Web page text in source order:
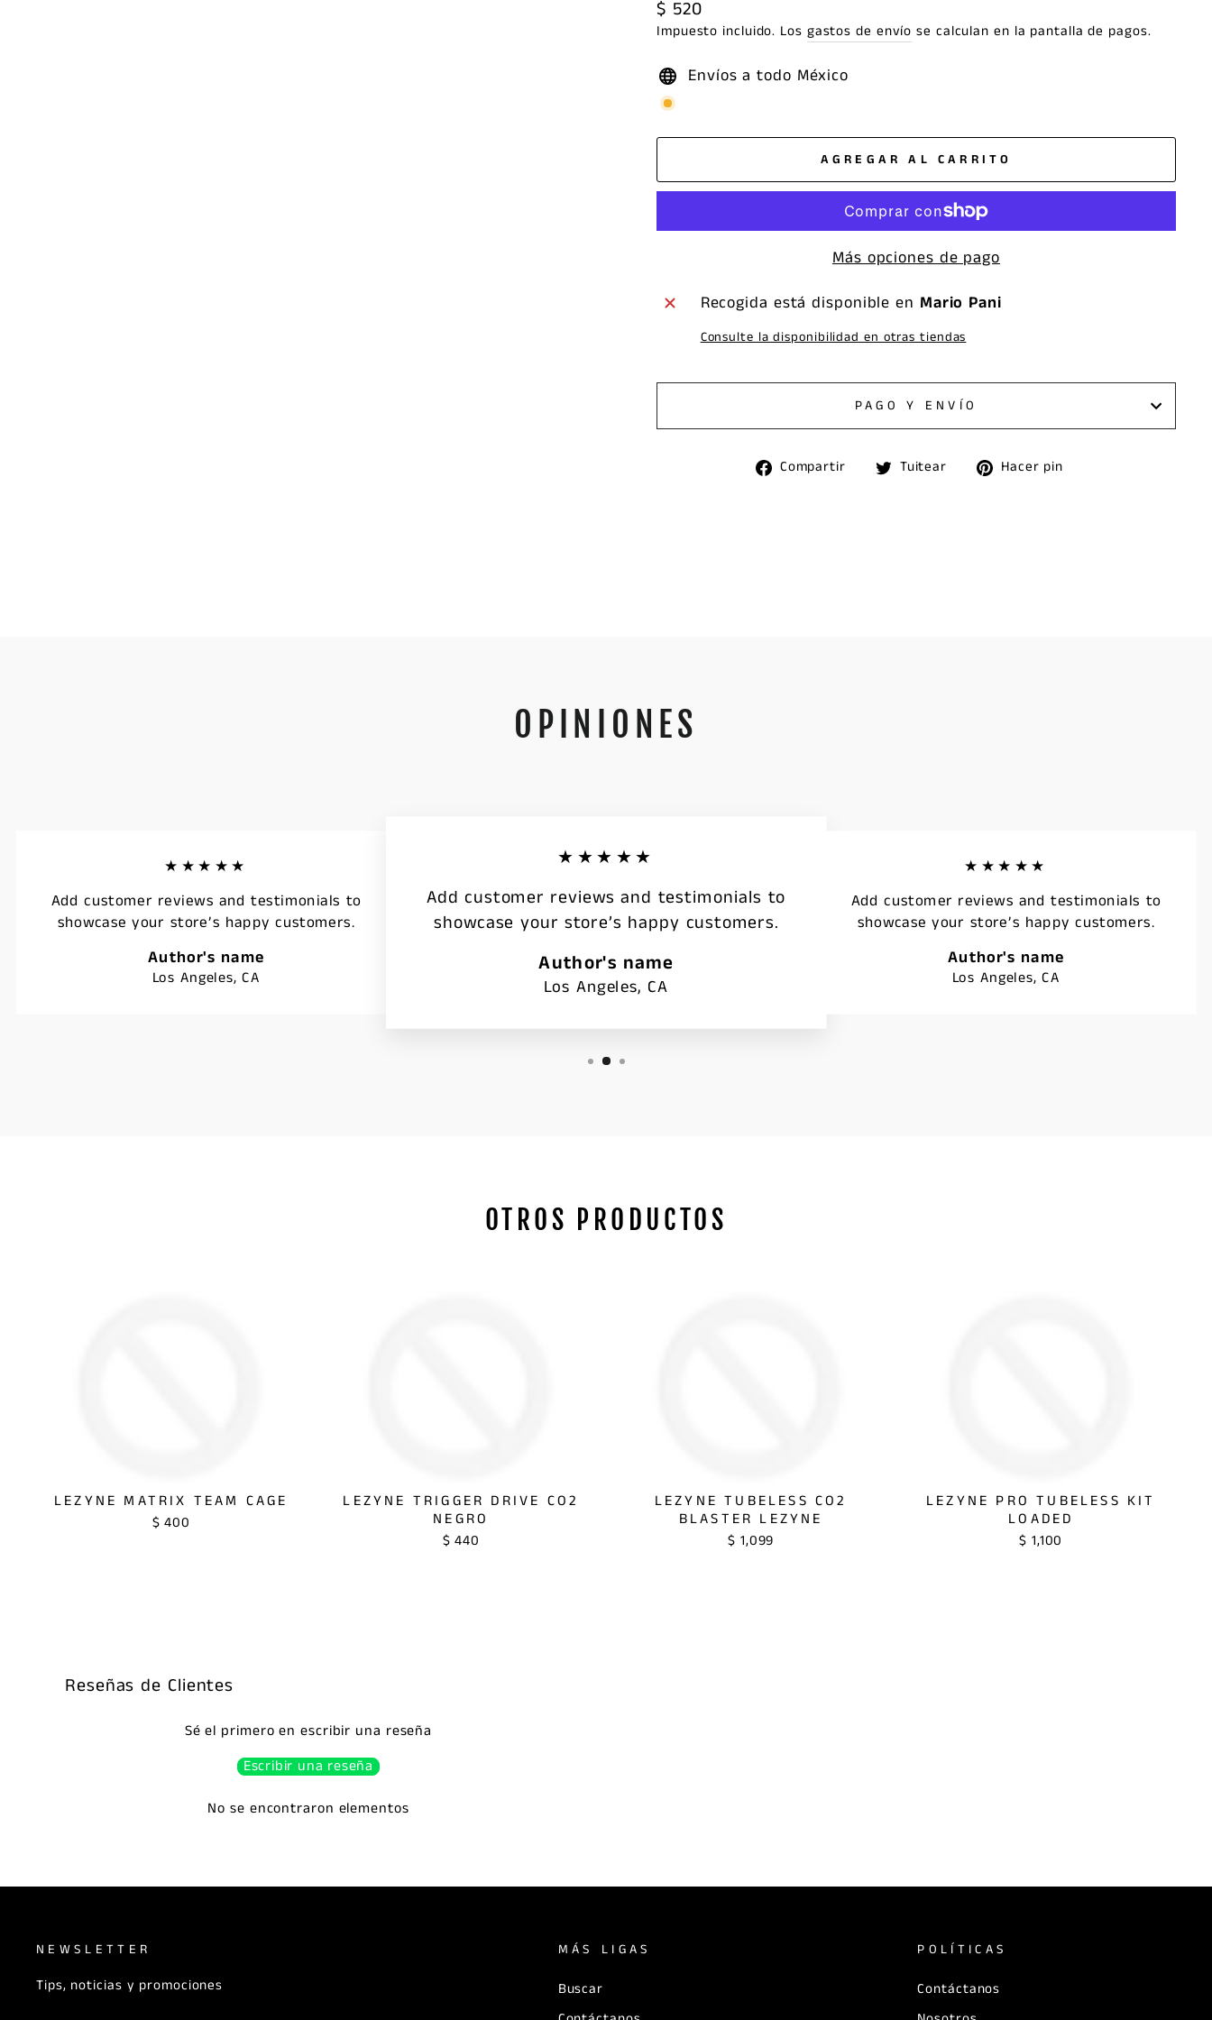
Precio
habitual
$ 520
Impuesto incluido. Los gastos de envío se calculan en la pantalla de pagos.
Envíos a todo México
AGREGAR AL CARRITO
Más opciones de pago
Recogida está disponible en Mario Pani
Consulte la disponibilidad en otras tiendas
PAGO Y ENVÍO
Compartir
Compartir
Tuitear
TuitearHacer pin
OPINIONES
★★★★★
Add customer reviews and testimonials to
showcase your store’s happy customers.
Author's name
Los Angeles, CA
★★★★★
Add customer reviews and testimonials to
showcase your store’s happy customers.
Author's name
Los Angeles, CA
★★★★★
Add customer reviews and testimonials to
showcase your store’s happy customers.
Author's name
Los Angeles, CA
OTROS PRODUCTOS
LEZYNE MATRIX TEAM CAGE
$ 400
LEZYNE TRIGGER DRIVE CO2
NEGRO
$ 440
LEZYNE TUBELESS CO2
BLASTER LEZYNE
$ 1,099
LEZYNE PRO TUBELESS KIT
LOADED
$ 1,100
Reseñas de Clientes
Sé el primero en escribir una reseña
Escribir una reseña
No se encontraron elementos
NEWSLETTER
Tips, noticias y promociones
MÁS LIGAS
Buscar
POLÍTICAS
Contáctanos